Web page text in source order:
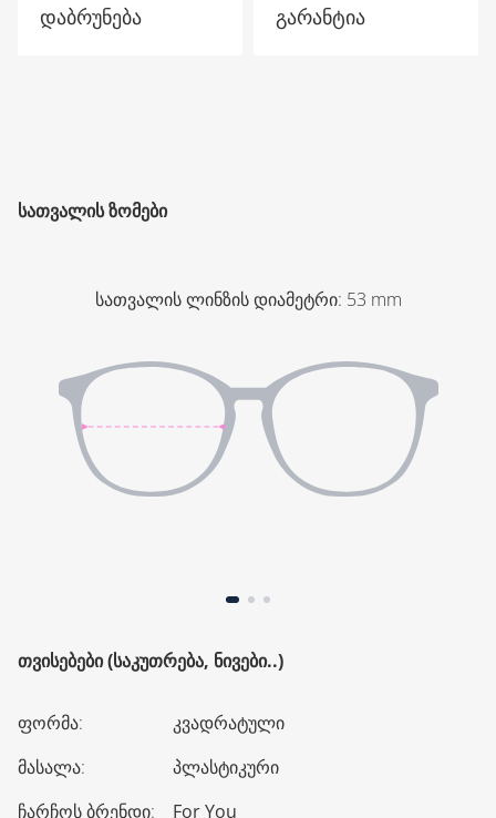
დაბრუნება
გარანტია
ᲡᲐᲗᲕᲐᲚᲘᲡ ᲖᲝᲛᲔᲑᲘ
სათვალის ლინზის დიამეტრი: 53 mm
ᲗᲕᲘᲡᲔᲑᲔᲑᲘ (ᲡᲐᲙᲣᲗᲠᲔᲑᲐ, ᲜᲘᲕᲔᲑᲘ..)
ფორმა:
კვადრატული
მასალა:
პლასტიკური
ჩარჩოს ბრენდი:
For You